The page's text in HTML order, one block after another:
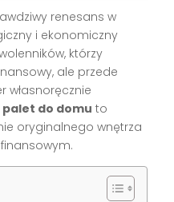
renesans w
i ekonomiczny
którzy
ale przede
własnoręcznie
palet do domu to
oryginalnego wnętrza